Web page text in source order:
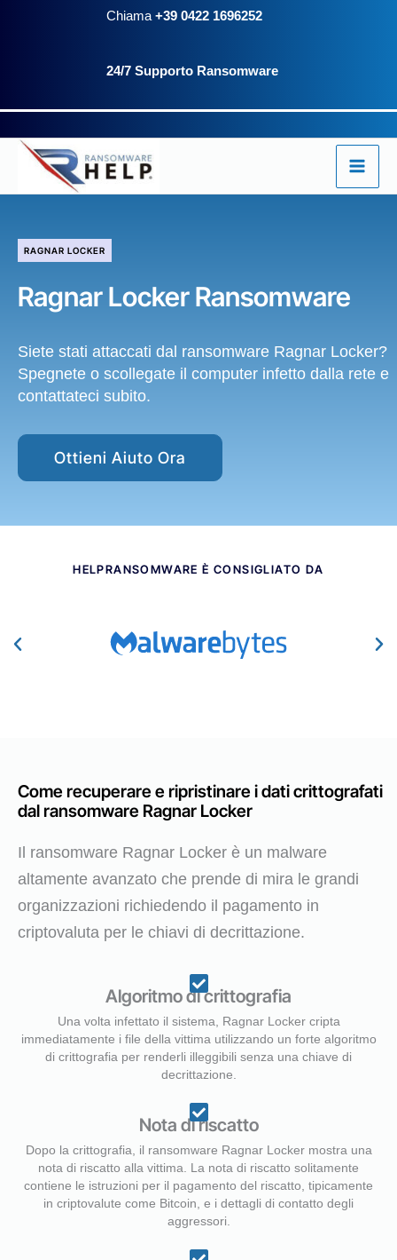
Chiama +39 0422 1696252
24/7 Supporto Ransomware
RAGNAR LOCKER
Ragnar Locker Ransomware
Siete stati attaccati dal ransomware Ragnar Locker?
Spegnete o scollegate il computer infetto dalla rete e
contattateci subito.
Ottieni Aiuto Ora
HELPRANSOMWARE È CONSIGLIATO DA​
Come recuperare e ripristinare i dati crittografati
dal ransomware Ragnar Locker
Il ransomware Ragnar Locker è un malware
altamente avanzato che prende di mira le grandi
organizzazioni richiedendo il pagamento in
criptovaluta per le chiavi di decrittazione.
Algoritmo di crittografia
Una volta infettato il sistema, Ragnar Locker cripta
immediatamente i file della vittima utilizzando un forte algoritmo
di crittografia per renderli illeggibili senza una chiave di
decrittazione.
Nota di riscatto
Dopo la crittografia, il ransomware Ragnar Locker mostra una
nota di riscatto alla vittima. La nota di riscatto solitamente
contiene le istruzioni per il pagamento del riscatto, tipicamente
in criptovalute come Bitcoin, e i dettagli di contatto degli
aggressori.